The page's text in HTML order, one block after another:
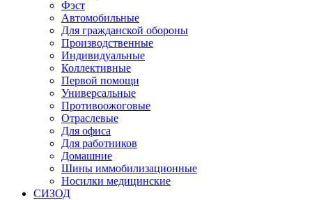
Фэст
Автомобильные
Для гражданской обороны
Производственные
Индивидуальные
Коллективные
Первой помощи
Универсальные
Противоожоговые
Отраслевые
Для офиса
Для работников
Домашние
Шины иммобилизационные
Носилки медицинские
СИЗОД